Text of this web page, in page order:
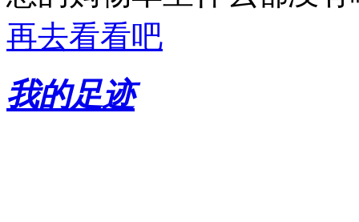
再去看看吧
我的足迹